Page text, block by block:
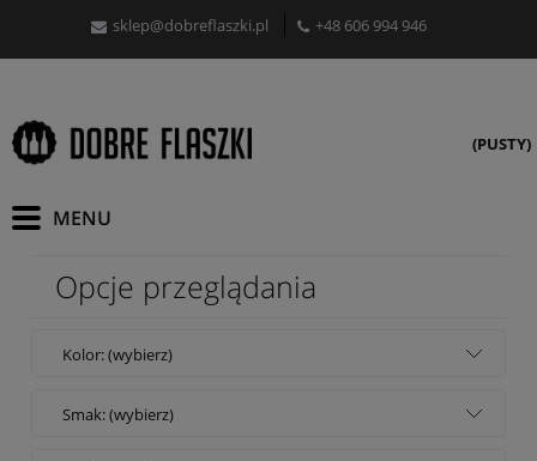
sklep@dobreflaszki.pl +48 606 994 946
(PUSTY)
Opcje przeglądania
Kolor: (wybierz)
Smak: (wybierz)